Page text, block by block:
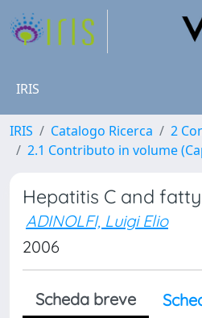
IRIS
IRIS Catalogo Ricerca
2
2.1 Contributo in volume
Hepatitis C and
ADINOLFI, Luigi Elio
2006
Scheda breve